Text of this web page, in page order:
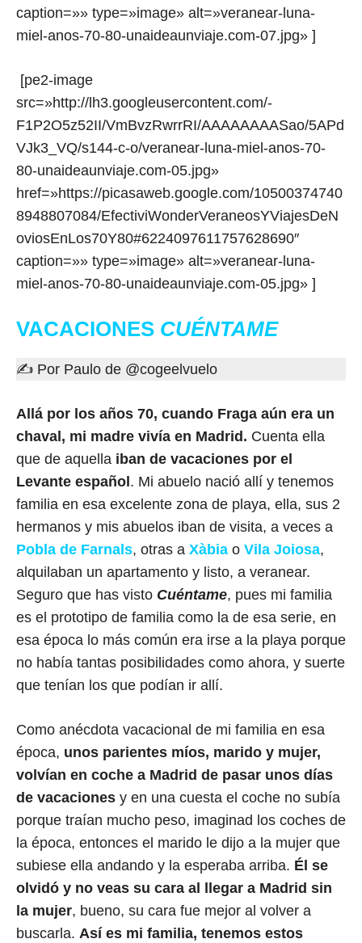
caption=»» type=»image» alt=»veranear-luna-
miel-anos-70-80-unaideaunviaje.com-07.jpg» ]
[pe2-image
src=»http://lh3.googleusercontent.com/-
F1P2O5z52II/VmBvzRwrrRI/AAAAAAAASao/5APd
VJk3_VQ/s144-c-o/veranear-luna-miel-anos-70-
80-unaideaunviaje.com-05.jpg»
href=»https://picasaweb.google.com/10500374740
8948807084/EfectiviWonderVeraneosYViajesDeN
oviosEnLos70Y80#6224097611757628690″
caption=»» type=»image» alt=»veranear-luna-
miel-anos-70-80-unaideaunviaje.com-05.jpg» ]
VACACIONES CUÉNTAME
✍ Por Paulo de @cogeelvuelo
Allá por los años 70, cuando Fraga aún era un
chaval, mi madre vivía en Madrid. Cuenta ella
que de aquella iban de vacaciones por el
Levante español . Mi abuelo nació allí y tenemos
familia en esa excelente zona de playa, ella, sus 2
hermanos y mis abuelos iban de visita, a veces a
Pobla de Farnals, otras a Xàbia o Vila Joiosa,
alquilaban un apartamento y listo, a veranear.
Seguro que has visto Cuéntame, pues mi familia
es el prototipo de familia como la de esa serie, en
esa época lo más común era irse a la playa porque
no había tantas posibilidades como ahora, y suerte
que tenían los que podían ir allí.
Como anécdota vacacional de mi familia en esa
época, unos parientes míos, marido y mujer,
volvían en coche a Madrid de pasar unos días
de vacaciones y en una cuesta el coche no subía
porque traían mucho peso, imaginad los coches de
la época, entonces el marido le dijo a la mujer que
subiese ella andando y la esperaba arriba. Él se
olvidó y no veas su cara al llegar a Madrid sin
la mujer, bueno, su cara fue mejor al volver a
buscarla. Así es mi familia, tenemos estos